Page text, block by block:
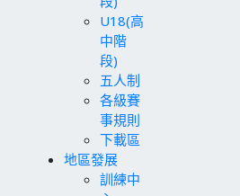
U18(高
中階
段)
五人制
各級賽
事規則
下載區
地區發展
訓練中